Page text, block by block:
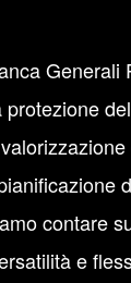
Generali
contare
e